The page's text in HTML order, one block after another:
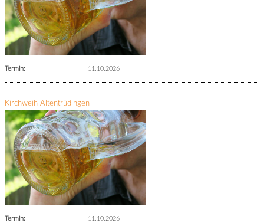
Termin: 11.10.2026
Kirchweih Altentrüdingen
Termin: 11.10.2026